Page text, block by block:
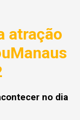
atração
no dia